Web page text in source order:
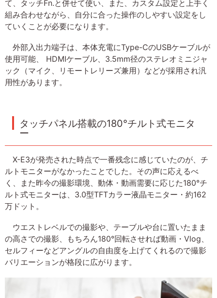
て、タッチFn.と併せて使い、また、カスタム設定と上手く
組み合わせながら、自分に合った操作のしやすい設定をし
ていくことが必要になります。
外部入出力端子は、本体充電にType-CのUSBケーブルが
使用可能、 HDMIケーブル、3.5mm径のステレオミニジャ
ック（マイク、リモートレリーズ兼用）などが採用され汎
用性があります。
タッチパネル搭載の180°チルト式モニタ
ー
X-E3が発売された時点で一番残念に感じていたのが、チ
ルトモニターがなかったことでした。その声に応えるべ
く、また昨今の撮影環境、動体・動画需要に応じた180°チ
ルト式モニターは、3.0型TFTカラー液晶モニター・約162
万ドット。
ウエストレベルでの撮影や、テーブルや台に置いたまま
の高さでの撮影、もちろん180°回転させれば動画・Vlog、
セルフィーなどアングルの自由度を上げてくれるので撮影
バリエーションが格段に広がります。